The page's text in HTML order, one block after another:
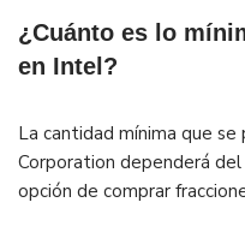
¿Cuánto es lo
en Intel?
La cantidad mínima que
Corporation dependerá
opción de comprar